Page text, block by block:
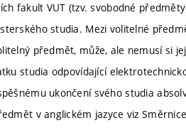
fakult VUT (tzv. svobodné
studia. Mezi volitelné
předmět, může, ale nemusí si
studia odpovídající
ukončení svého studia
v anglickém jazyce viz Směrnice